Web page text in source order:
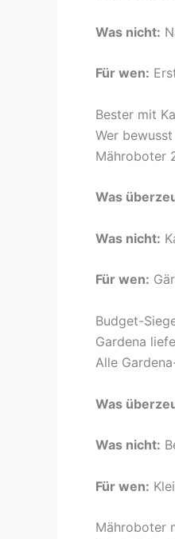
Was nicht:
Für wen:
Bester mit
Wer
Mähroboter
Was
Was nicht:
Für wen:
Budget-
Gardena
Alle
Was
Was nicht:
Für wen:
Mähroboter